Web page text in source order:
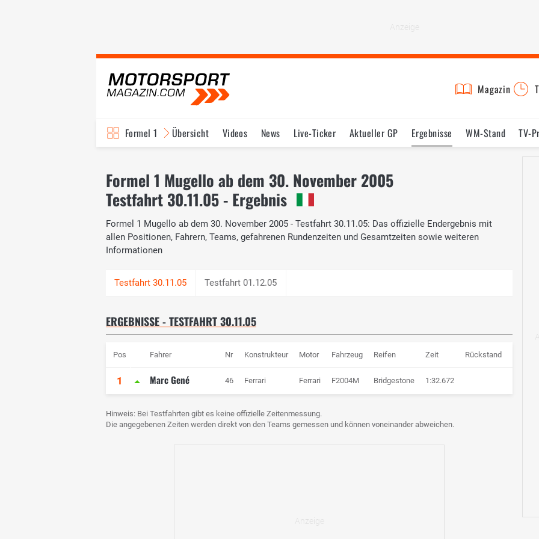
Magazin
Formel 1 Übersicht Videos News Live-Ticker Aktueller GP Ergebnisse WM-Stand
TV-
Formel 1 Mugello ab dem 30. November 2005
Testfahrt 30.11.05 - Ergebnis
Formel 1 Mugello ab dem 30. November 2005 - Testfahrt 30.11.05: Das offizielle Endergebnis mit
allen Positionen, Fahrern, Teams, gefahrenen Rundenzeiten und Gesamtzeiten sowie weiteren
Informationen
Testfahrt 01.12.05
ERGEBNISSE - TESTFAHRT 30.11.05
Pos Fahrer Nr Konstrukteur Motor Fahrzeug Reifen Zeit Rückstand
1 Marc Gené 46 Ferrari Ferrari F2004M Bridgestone 1:32.672
Hinweis: Bei Testfahrten gibt es keine offizielle Zeitenmessung.
Die angegebenen Zeiten werden direkt von den Teams gemessen und können voneinander abweichen.